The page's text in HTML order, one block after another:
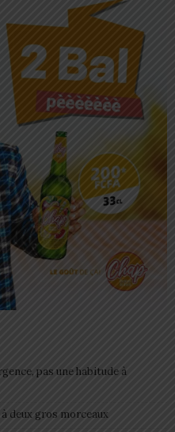
pas une habitude à
deux gros morceaux